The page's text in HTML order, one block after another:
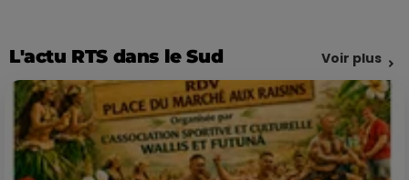
L'actu RTS dans le Sud Voir plus